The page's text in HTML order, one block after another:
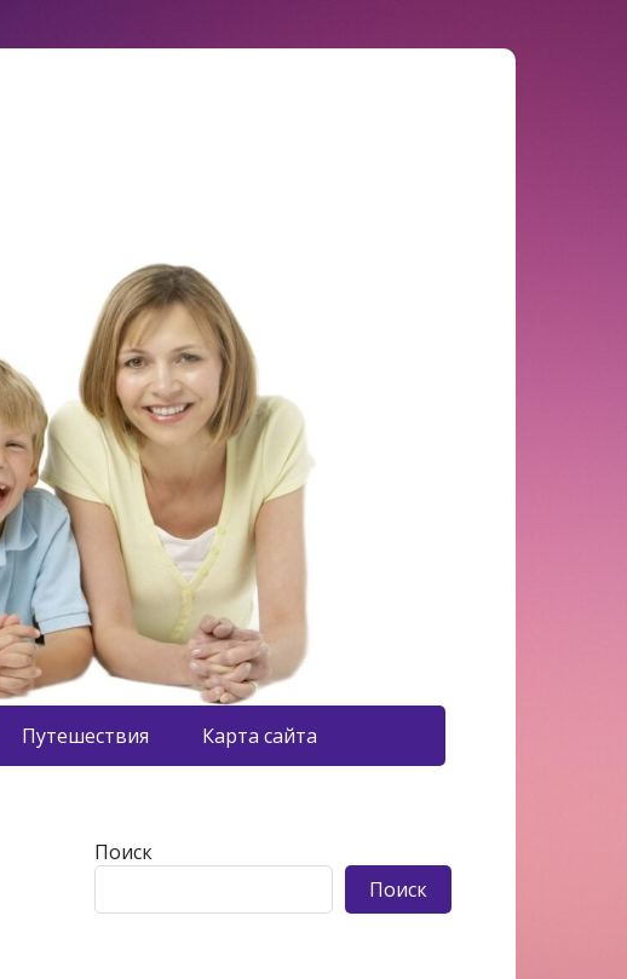
Путешествия Карта сайта
Поиск
Поиск